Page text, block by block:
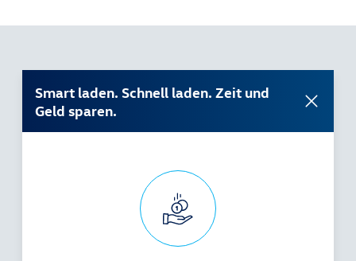
Smart laden. Schnell laden. Zeit und
Geld sparen.